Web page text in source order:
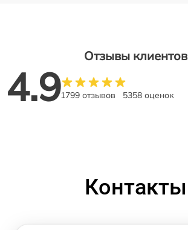
Отзывы клиентов
4.91799 отзывов 5358 оценок
Контакты